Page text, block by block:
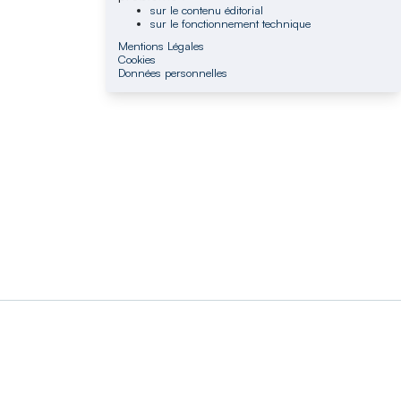
sur le contenu éditorial
sur le fonctionnement technique
Mentions Légales
Cookies
Données personnelles